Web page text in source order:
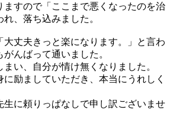
ますので「ここまで悪くなったのを治
、落ち込みました。
大丈夫きっと楽になります。」と言わ
んばって通いました。
い、自分が情け無くなりました。
励ましていただき、本当にうれしく
生に頼りっぱなしで申し訳ございませ